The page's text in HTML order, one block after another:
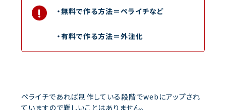
・無料で作る方法＝ペライチなど
・有料で作る方法＝外注化
ペライチであれば制作している段階でwebにアップされ
ていますので難しいことはありません。